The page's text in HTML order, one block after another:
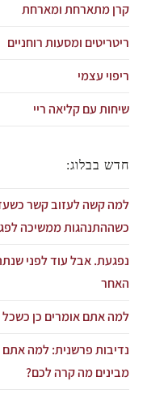
קרן מתארחת ומארחת
ריטריטים ומסעות רוחניים
ריפוי עצמי
שיחות עם קליאה ריי
חדש בבלוג:
למה קשה לעזוב קשר
כשההתנהגות ממשיכה
נפגעת. אבל עוד לפני
האחר
למה אתם אומרים כן
נדיבות פרשנית: למה
מבינים מה קרה לכם?